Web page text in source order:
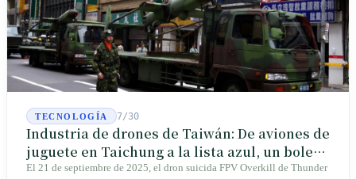
TECNOLOGÍA 7/30
Industria de drones de Taiwán: De aviones de
juguete en Taichung a la lista azul, un boleto
de entrada para Thunder Tiger
El 21 de septiembre de 2025, el dron suicida FPV Overkill de Thunder